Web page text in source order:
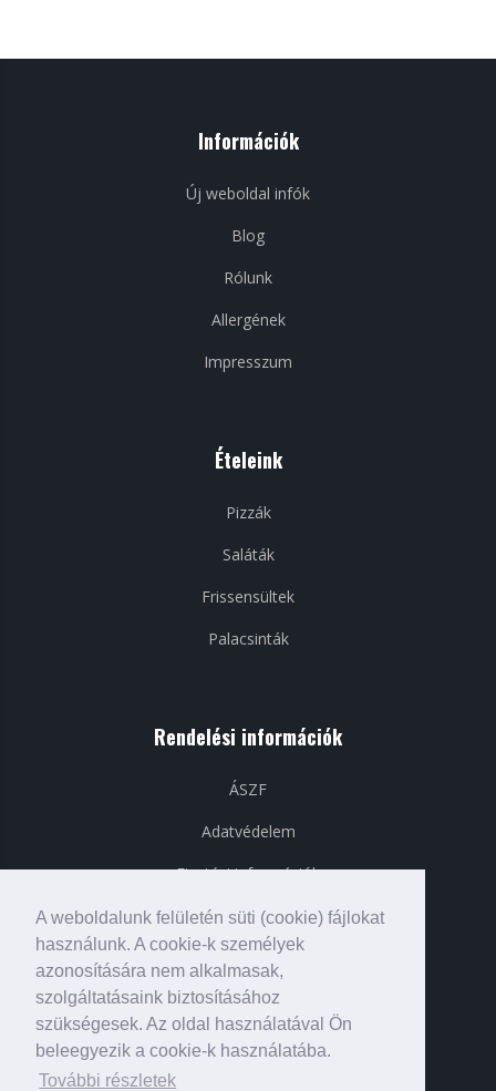
A weboldalunk felületén süti (cookie) fájlokat
használunk. A cookie-k személyek
azonosítására nem alkalmasak,
szolgáltatásaink biztosításához
szükségesek. Az oldal használatával Ön
beleegyezik a cookie-k használatába.
További részletek
Információk
Új weboldal infók
Blog
Rólunk
Allergének
Impresszum
Ételeink
Pizzák
Saláták
Frissensültek
Palacsinták
Rendelési információk
ÁSZF
Adatvédelem
Fizetési információk
Szállítási információk
Közösségi média